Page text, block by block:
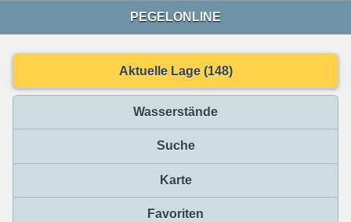
PEGELONLINE
Aktuelle Lage (148)
Wasserstände
Suche
Karte
Favoriten